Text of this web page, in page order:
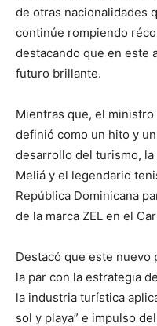
de otras nacionalidades
continúe rompiendo
destacando que en este
futuro brillante.
Mientras que, el
definió como un hito y
desarrollo del turismo, la
Meliá y el legendario
República Dominicana
de la marca ZEL en el
Destacó que este
la par con la estrategia
la industria turística
sol y playa” e impulso